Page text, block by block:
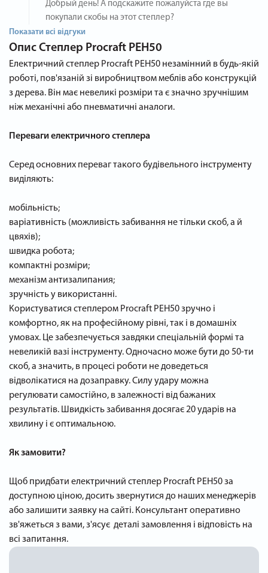
Добрый день! А подскажите пожалуйста где вы
покупали скобы на этот степлер?
Показати всі відгуки
Опис Степлер Procraft PEH50
Електричний степлер Procraft PEH50 незамінний в будь-якій
роботі, пов'язаній зі виробництвом меблів або конструкцій
з дерева. Він має невеликі розміри та є значно зручнішим
ніж механічні або пневматичні аналоги.
Переваги електричного степлера
Серед основних переваг такого будівельного інструменту
виділяють:
мобільність;
варіативність (можливість забивання не тільки скоб, а й
цвяхів);
швидка робота;
компактні розміри;
механізм антизалипания;
зручність у використанні.
Користуватися степлером Procraft PEH50 зручно і
комфортно, як на професійному рівні, так і в домашніх
умовах. Це забезпечується завдяки спеціальній формі та
невеликій вазі інструменту. Одночасно може бути до 50-ти
скоб, а значить, в процесі роботи не доведеться
відволікатися на дозаправку. Силу удару можна
регулювати самостійно, в залежності від бажаних
результатів. Швидкість забивання досягає 20 ударів на
хвилину і є оптимальною.
Як замовити?
Щоб придбати електричний степлер Procraft PEH50 за
доступною ціною, досить звернутися до наших менеджерів
або залишити заявку на сайті. Консультант оперативно
зв'яжеться з вами, з'ясує деталі замовлення і відповість на
всі запитання.